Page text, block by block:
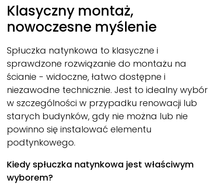
Breadcrumb
Klasyczny montaż,
nowoczesne myślenie
Spłuczka natynkowa to klasyczne i
sprawdzone rozwiązanie do montażu na
ścianie - widoczne, łatwo dostępne i
niezawodne technicznie. Jest to idealny wybór
w szczególności w przypadku renowacji lub
starych budynków, gdy nie można lub nie
powinno się instalować elementu
podtynkowego.
Kiedy spłuczka natynkowa jest właściwym
wyborem?